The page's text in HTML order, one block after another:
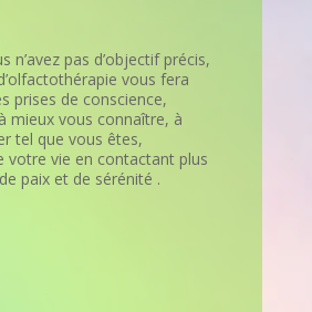
n’avez pas d’objectif précis,
vous fera
prises de conscience,
mieux vous connaître, à
tel que vous êtes,
votre vie en contactant plus
paix et de sérénité .